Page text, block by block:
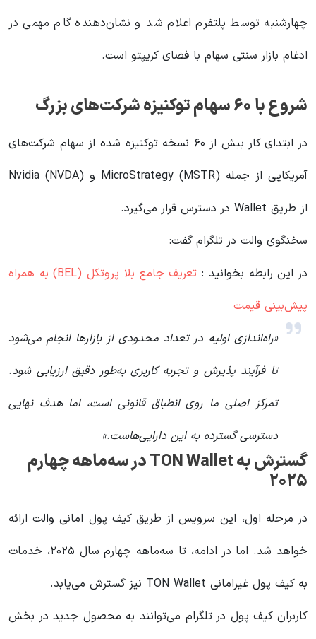
چهارشنبه توسط پلتفرم اعلام شد و نشان‌دهنده گام مهمی در
ادغام بازار سنتی سهام با فضای کریپتو است.
شروع با ۶۰ سهام توکنیزه شرکت‌های بزرگ
در ابتدای کار بیش از ۶۰ نسخه توکنیزه شده از سهام شرکت‌های
آمریکایی از جمله MicroStrategy (MSTR) و Nvidia (NVDA)
از طریق Wallet در دسترس قرار می‌گیرد.
سخنگوی والت در تلگرام گفت:
در این رابطه بخوانید‌ :
تعریف جامع بلا پروتکل (BEL) به همراه
پیش‌بینی قیمت
«راه‌اندازی اولیه در تعداد محدودی از بازارها انجام می‌شود
تا فرآیند پذیرش و تجربه کاربری به‌طور دقیق ارزیابی شود.
تمرکز اصلی ما روی انطباق قانونی است، اما هدف نهایی
دسترسی گسترده به این دارایی‌هاست.»
گسترش به TON Wallet در سه‌ماهه چهارم
۲۰۲۵
در مرحله اول، این سرویس از طریق کیف پول امانی والت ارائه
خواهد شد. اما در ادامه، تا سه‌ماهه چهارم سال ۲۰۲۵، خدمات
به کیف پول غیرامانی TON Wallet نیز گسترش می‌یابد.
کاربران کیف پول در تلگرام می‌توانند به محصول جدید در بخش